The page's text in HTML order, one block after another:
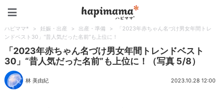
ハピママ* > 妊娠・出産 > 出産・準備 >
「2023年赤ちゃん名づけ男女年間トレ
ンドベスト30」“昔人気だった名前”も上位に！
「2023年赤ちゃん名づけ男女年間トレンドベスト
30」“昔人気だった名前”も上位に！（写真 5/8）
林 美由紀 2023.10.28 12:00